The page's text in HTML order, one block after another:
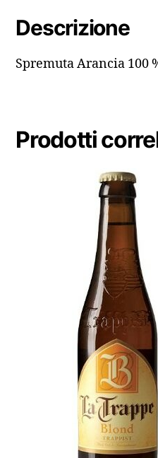
Descrizione
Spremuta Arancia 100
Prodotti